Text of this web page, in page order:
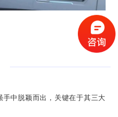
中脱颖而出，关键在于其三大